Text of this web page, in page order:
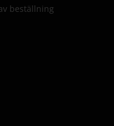
beställning